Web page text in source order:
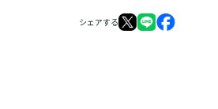
シェアする